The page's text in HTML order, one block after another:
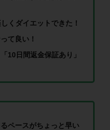
くダイエットできた！
て良い！
10日間返金保証あり」
ペースがちょっと早い